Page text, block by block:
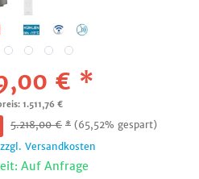
€ *
1.511,76 €
5.218,00€ * (65,52% gespart)
zzgl. Versandkosten
Auf Anfrage